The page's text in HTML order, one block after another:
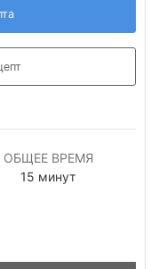
ОБЩЕЕ ВРЕМЯ
15 минуты
минут